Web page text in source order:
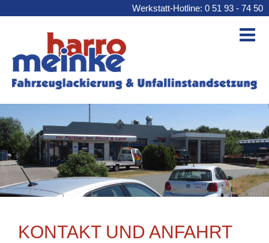
Werkstatt-Hotline: 0 51 93 - 74 50
KONTAKT UND ANFAHRT